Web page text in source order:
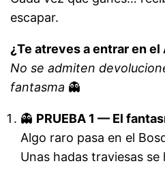
escapar.
¿Te atreves a entrar en
No se admiten
fantasma 👻
👻 PRUEBA 1 — El
Algo raro pasa en el
Unas hadas traviesas se